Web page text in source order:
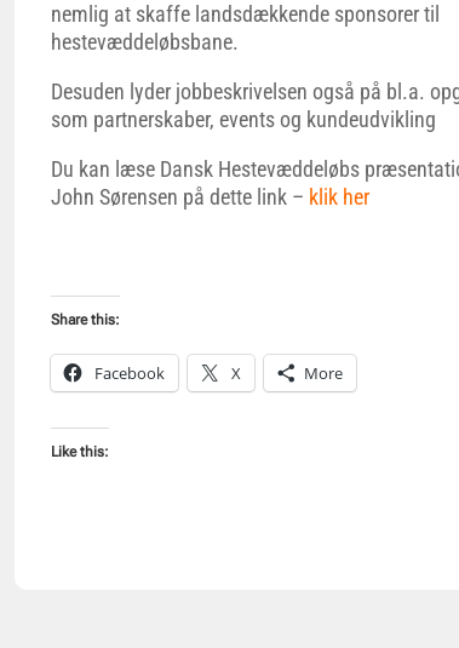
nemlig at skaffe landsdækkende sponsorer til
hestevæddeløbsbane.
Desuden lyder jobbeskrivelsen også på bl.a.
som partnerskaber, events og kundeudvikling
Du kan læse Dansk Hestevæddeløbs
John Sørensen på dette link – klik her
Share this:
Facebook X More
Like this: